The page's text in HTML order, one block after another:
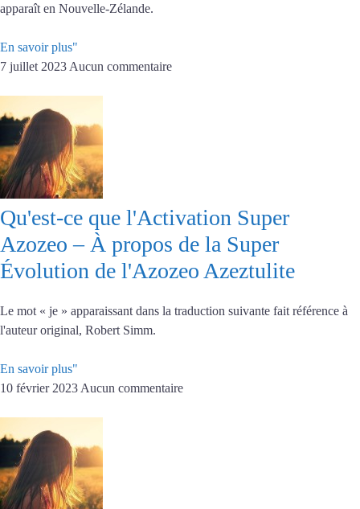
apparaît en Nouvelle-Zélande.
En savoir plus"
7 juillet 2023 Aucun commentaire
Qu'est-ce que l'Activation Super
Azozeo – À propos de la Super
Évolution de l'Azozeo Azeztulite
Le mot « je » apparaissant dans la traduction suivante fait référence à
l'auteur original, Robert Simm.
En savoir plus"
10 février 2023 Aucun commentaire